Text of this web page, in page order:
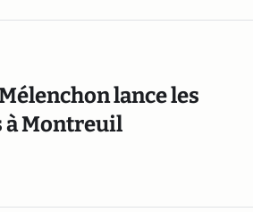
lance les
à Montreuil